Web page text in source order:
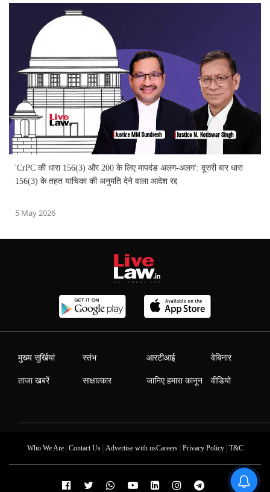
'CrPC की धारा 156(3) और 200 के लिए मापदंड अलग-अलग': दूसरी बार धारा
156(3) के तहत याचिका की अनुमति देने वाला आदेश रद्द
5 May 2026
मुख्य सुर्खियां
ताजा खबरें
स्तंभ
साक्षात्कार
आरटीआई
जानिए हमारा कानून
वेबिनार
वीडियो
Who We Are| Contact Us| Advertise with usCareers| Privacy Policy| T&C